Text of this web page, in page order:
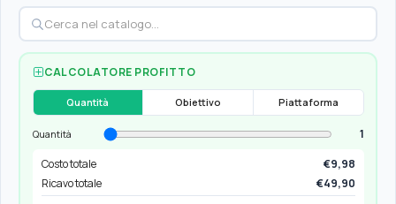
CALCOLATORE PROFITTO
Quantità Obiettivo Piattaforma
Quantità
1
Costo totale
€9,98
Ricavo totale
€49,90